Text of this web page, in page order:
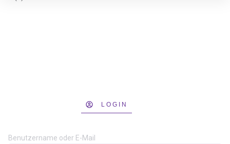
LOGIN
Benutzername oder E-Mail